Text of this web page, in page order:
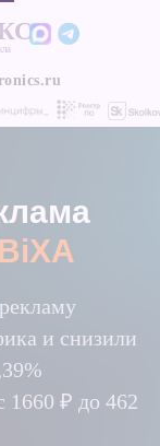
Кейсы
Кейсы
и снизили
1660 ₽ до 462